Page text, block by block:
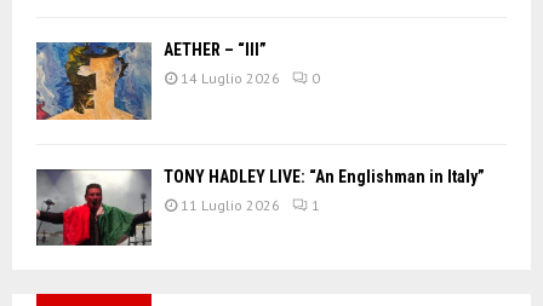
AETHER – “III”
14 Luglio 2026 0
TONY HADLEY LIVE: “An Englishman in Italy”
11 Luglio 2026 1